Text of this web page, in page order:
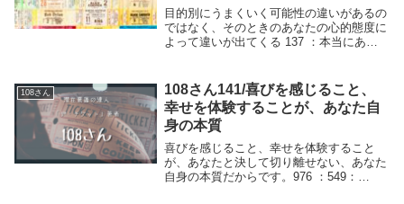
って違いが出てくる
目的別にうまくいく可能性の違いがあるの
ではなく、そのときのあなたの心的態度に
よって違いが出てくる 137 ：本当にあっ
ったので質問...
108さん
108さん141/喜びを感じること、
幸せを体験することが、あなた自
身の本質
喜びを感じること、幸せを体験すること
が、あなたと決して切り離せない、あなた
自身の本質だからです。976 ：549：